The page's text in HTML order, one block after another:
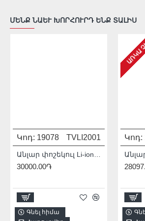
ՄԵՆՔ ՆԱԵՒ ԽՈՐՀՈՒՐԴ ԵՆՔ ՏԱԼԻՍ
Կոդ: 19078 TVLI2001
30000.00֏
Գնել հիմա
Կոդ: